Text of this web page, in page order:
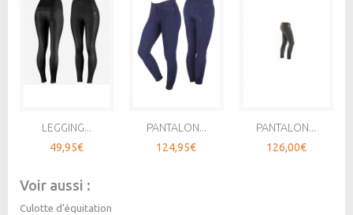
LEGGING...
49,95€
PANTALON...
124,95€
PANTALON...
126,00€
Voir aussi :
Culotte d’équitation